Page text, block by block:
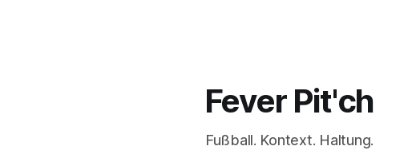
Fever Pit'ch
Fußball. Kontext. Haltung.